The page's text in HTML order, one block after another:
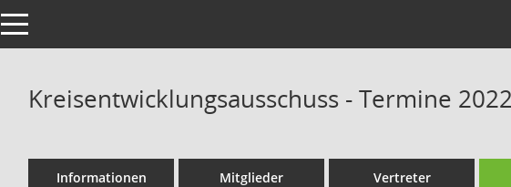
Toggle navigation
Kreisentwicklungsausschuss - Termine 2022
Informationen Mitglieder Vertreter